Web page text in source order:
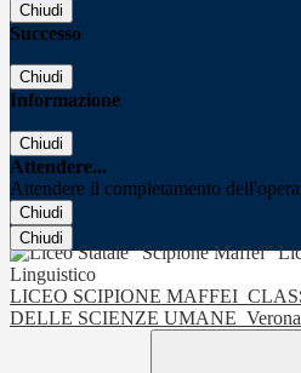
Chiudi
Successo
Chiudi
Informazione
Chiudi
Attendere...
Attendere il completamento
Chiudi
Chiudi
LICEO SCIPIONE MAFFEI
DELLE SCIENZE UMANE Verona